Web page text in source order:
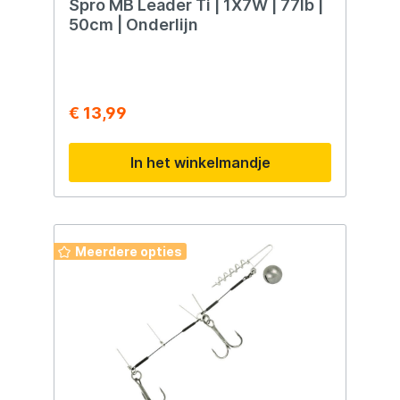
Spro MB Leader Ti | 1X7W | 77lb |
50cm | Onderlijn
€ 13,99
In het winkelmandje
Meerdere opties